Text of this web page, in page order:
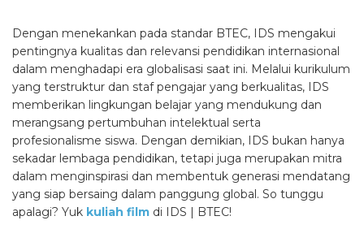
Dengan menekankan pada standar BTEC, IDS mengakui
pentingnya kualitas dan relevansi pendidikan internasional
dalam menghadapi era globalisasi saat ini. Melalui kurikulum
yang terstruktur dan staf pengajar yang berkualitas, IDS
memberikan lingkungan belajar yang mendukung dan
merangsang pertumbuhan intelektual serta
profesionalisme siswa. Dengan demikian, IDS bukan hanya
sekadar lembaga pendidikan, tetapi juga merupakan mitra
dalam menginspirasi dan membentuk generasi mendatang
yang siap bersaing dalam panggung global. So tunggu
apalagi? Yuk kuliah film di IDS | BTEC!